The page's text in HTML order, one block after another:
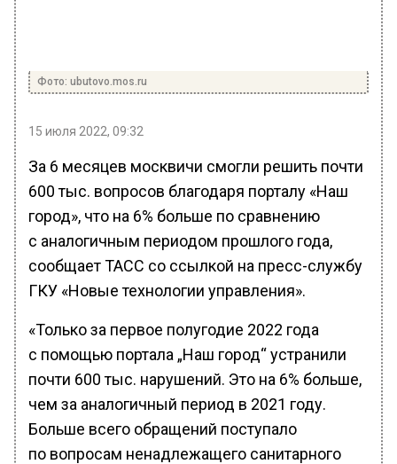
Фото: ubutovo.mos.ru
15 июля 2022, 09:32
За 6 месяцев москвичи смогли решить почти
600 тыс. вопросов благодаря порталу «Наш
город», что на 6% больше по сравнению
с аналогичным периодом прошлого года,
сообщает ТАСС со ссылкой на пресс-службу
ГКУ «Новые технологии управления».
«Только за первое полугодие 2022 года
с помощью портала „Наш город“ устранили
почти 600 тыс. нарушений. Это на 6% больше,
чем за аналогичный период в 2021 году.
Больше всего обращений поступало
по вопросам ненадлежащего санитарного